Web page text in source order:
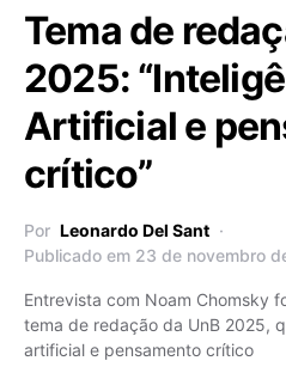
Tema de
2025:
Artificial e
crítico”
Por Leonardo Del Sant
Publicado em 23 de novembro
Entrevista com Noam Chomsky
tema de redação da UnB 2025,
artificial e pensamento crítico